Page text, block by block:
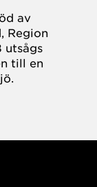
av
Region
utsågs
till en